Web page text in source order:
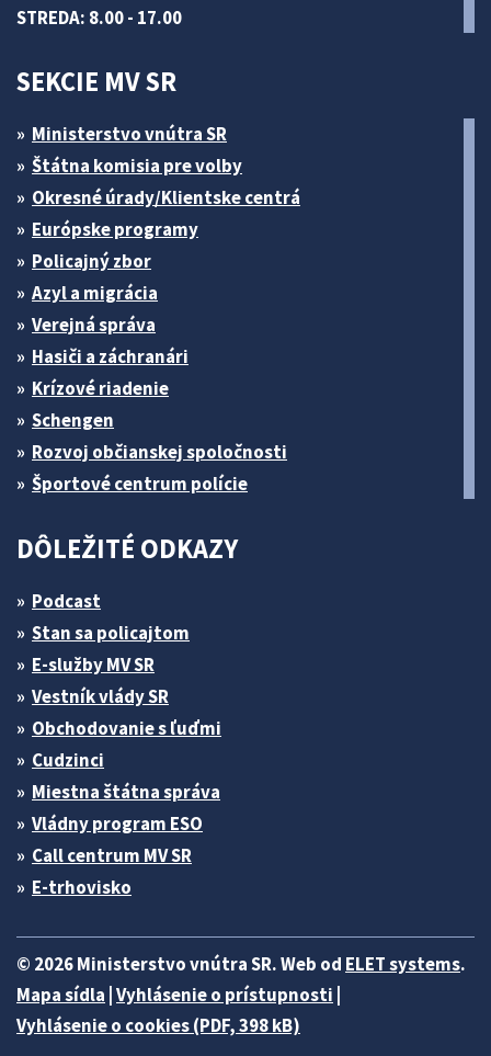
STREDA: 8.00 - 17.00
SEKCIE MV SR
Ministerstvo vnútra SR
Štátna komisia pre volby
Okresné úrady/Klientske centrá
Európske programy
Policajný zbor
Azyl a migrácia
Verejná správa
Hasiči a záchranári
Krízové riadenie
Schengen
Rozvoj občianskej spoločnosti
Športové centrum polície
DÔLEŽITÉ ODKAZY
Podcast
Stan sa policajtom
E-služby MV SR
Vestník vlády SR
Obchodovanie s ľuďmi
Cudzinci
Miestna štátna správa
Vládny program ESO
Call centrum MV SR
E-trhovisko
© 2026 Ministerstvo vnútra SR. Web od ELET systems.
Mapa sídla Vyhlásenie o prístupnosti
Vyhlásenie o cookies (PDF, 398 kB)